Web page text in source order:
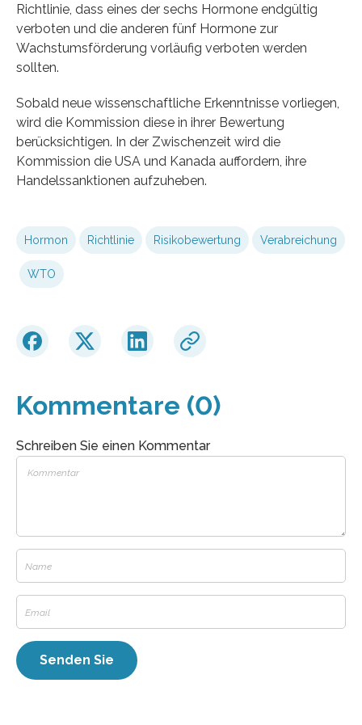
Richtlinie, dass eines der sechs Hormone endgültig
verboten und die anderen fünf Hormone zur
Wachstumsförderung vorläufig verboten werden
sollten.
Sobald neue wissenschaftliche Erkenntnisse vorliegen,
wird die Kommission diese in ihrer Bewertung
berücksichtigen. In der Zwischenzeit wird die
Kommission die USA und Kanada auffordern, ihre
Handelssanktionen aufzuheben.
Hormon Richtlinie Risikobewertung Verabreichung
WTO
Kommentare (0)
Schreiben Sie einen Kommentar